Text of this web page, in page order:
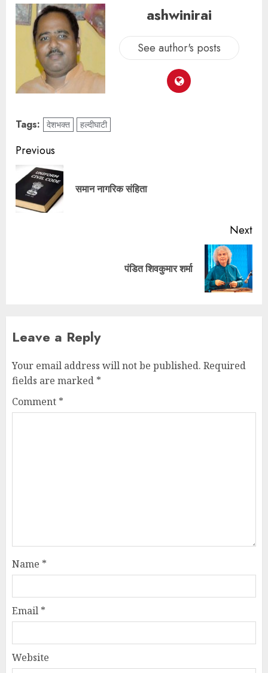
ashwinirai
See author's posts
Tags: देशभक्त हल्दीघाटी
Previous
समान नागरिक संहिता
Next
पंड‍ित शिवकुमार शर्मा
Leave a Reply
Your email address will not be published. Required
fields are marked *
Comment *
Name *
Email *
Website